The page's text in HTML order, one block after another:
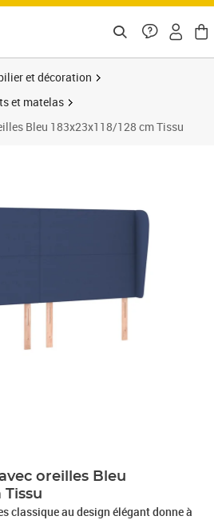
et décoration
et matelas
Bleu 183x23x118/128 cm Tissu
oreilles Bleu
Tissu
classique au design élégant donne à